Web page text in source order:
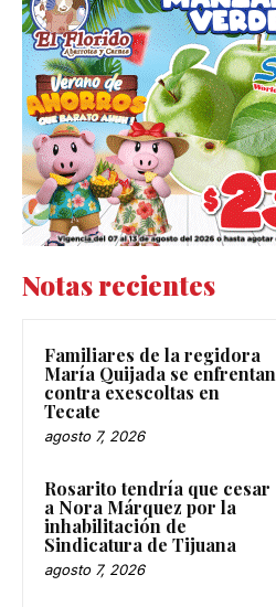
Notas recientes
Familiares de la regidora
María Quijada se enfrentan
contra exescoltas en
Tecate
agosto 7, 2026
Rosarito tendría que cesar
a Nora Márquez por la
inhabilitación de
Sindicatura de Tijuana
agosto 7, 2026